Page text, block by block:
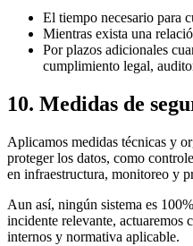
El tiempo necesario para
Mientras exista una
Por plazos adicionales
cumplimiento legal,
10. Medidas de
Aplicamos medidas técnicas y
proteger los datos, como
en infraestructura, monitoreo y
Aun así, ningún sistema es
incidente relevante, actuaremos
internos y normativa aplicable.